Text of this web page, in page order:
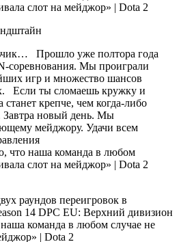
Прошло уже полтора года
соревнования. Мы проиграли
игр и множество шансов
Если ты сломаешь кружку и
крепче, чем когда-либо
новый день. Мы
мейджору. Удачи всем
раундов переигровок в
14 DPC EU: Верхний дивизион